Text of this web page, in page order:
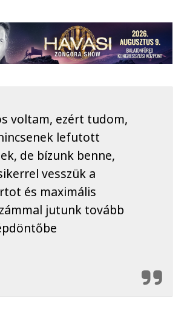
voltam, ezért tudom,
lefutott
de bízunk benne,
vesszük a
és maximális
jutunk tovább